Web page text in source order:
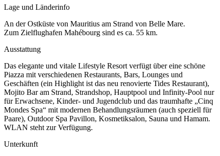
Lage und Länderinfo
An der Ostküste von Mauritius am Strand von Belle Mare.
Zum Zielflughafen Mahébourg sind es ca. 55 km.
Ausstattung
Das elegante und vitale Lifestyle Resort verfügt über eine schöne
Piazza mit verschiedenen Restaurants, Bars, Lounges und
Geschäften (ein Highlight ist das neu renovierte Tides Restaurant),
Mojito Bar am Strand, Strandshop, Hauptpool und Infinity-Pool nur
für Erwachsene, Kinder- und Jugendclub und das traumhafte „Cinq
Mondes Spa“ mit modernen Behandlungsräumen (auch speziell für
Paare), Outdoor Spa Pavillon, Kosmetiksalon, Sauna und Hamam.
WLAN steht zur Verfügung.
Unterkunft